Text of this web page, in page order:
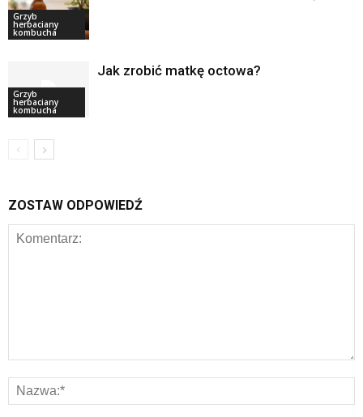
Grzyb
herbaciany
kombucha
Grzyb
herbaciany
kombucha
Jak zrobić matkę octowa?
ZOSTAW ODPOWIEDŹ